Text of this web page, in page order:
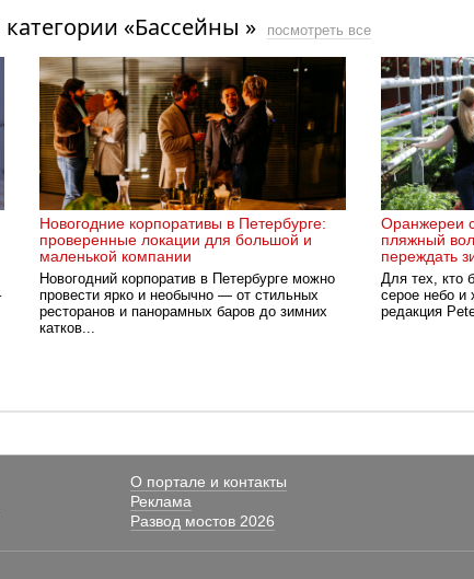
«Бассейны » посмотреть все
Новогодние корпоративы в Петербурге:
проверенные локации для большой и
маленькой компании
Новогодний корпоратив в Петербурге можно
провести ярко и необычно — от стильных
ресторанов и панорамных баров до зимних
катков...
Оранжереи
пляжный
переждать
Для тех, кто
серое небо и
редакция
О портале и контакты
Реклама
Развод мостов 2026